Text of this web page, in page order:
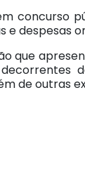
concurso
e despesas
que
de outras